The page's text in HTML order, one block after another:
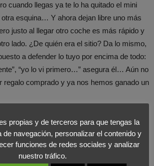
cuando llegas ya te lo ha quitado el mini
otra esquina… Y ahora dejan libre uno más
justo al llegar otro coche es más rápido y
lado. ¿De quién era el sitio? Da lo mismo,
a defender lo tuyo por encima de todo:
“yo lo vi primero…” asegura él… Aún no
regalo comprado y ya nos hemos ganado un
comercial, la gente se mueve deprisa, unos
por la escalera empujando a los demás
para llegar antes que nadie. Y si
(marca, modelo, color, talla), la carrera
propias y de terceros para que tengas la
de navegación, personalizar el contenido y
funciones de redes sociales y analizar
nuestro tráfico.